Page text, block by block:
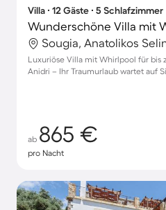
Villa ∙ 12 Gäste ∙ 5 Schlafzimmer
Wunderschöne Villa mit
Sougia, Anatolikos
Luxuriöse Villa mit Whirlpool für bis
Anidri – Ihr Traumurlaub wartet auf
ab 865 €
pro Nacht